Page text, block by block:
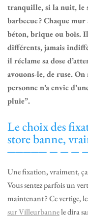
tranquille, si la nuit, le
barbecue ? Chaque mur
béton, brique ou bois.
différents, jamais
il réclame sa dose
avouons-le, de ruse.
personne n’a envie
pluie”.
Le choix des
store banne,
Une fixation, vraiment, ça
Vous sentez parfois un
maintenant ? Ce vertige,
sur Villeurbannele dira